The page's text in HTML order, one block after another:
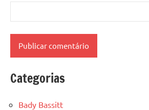
Categorias
Bady Bassitt